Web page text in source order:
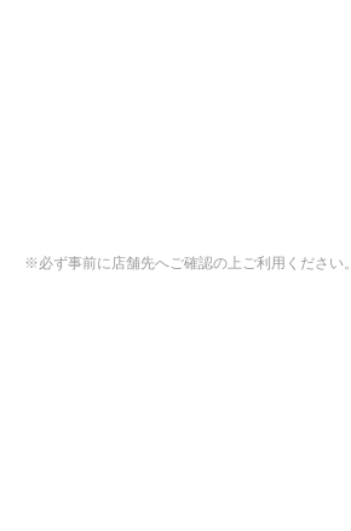
※必ず事前に店舗先へご確認の上ご利用ください。